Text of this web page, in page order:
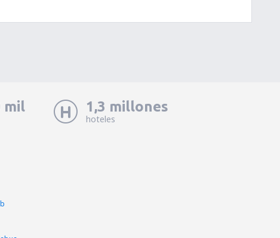
mil 1,3 millones
hoteles